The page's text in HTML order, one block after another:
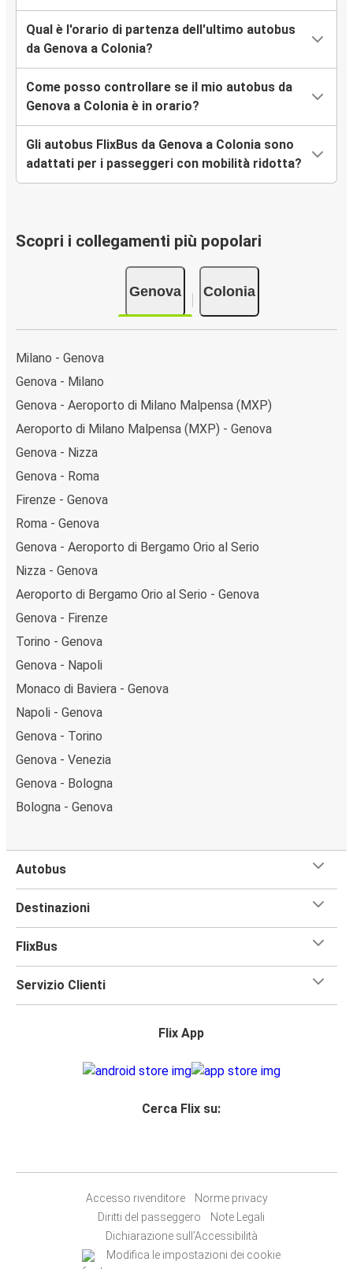
Qual è l'orario di partenza dell'ultimo autobus
da Genova a Colonia?
Come posso controllare se il mio autobus da
Genova a Colonia è in orario?
Gli autobus FlixBus da Genova a Colonia sono
adattati per i passeggeri con mobilità ridotta?
Scopri i collegamenti più popolari
Genova Colonia
Milano - Genova
Genova - Milano
Genova - Aeroporto di Milano Malpensa (MXP)
Aeroporto di Milano Malpensa (MXP) - Genova
Genova - Nizza
Genova - Roma
Firenze - Genova
Roma - Genova
Genova - Aeroporto di Bergamo Orio al Serio
Nizza - Genova
Aeroporto di Bergamo Orio al Serio - Genova
Genova - Firenze
Torino - Genova
Genova - Napoli
Monaco di Baviera - Genova
Napoli - Genova
Genova - Torino
Genova - Venezia
Genova - Bologna
Bologna - Genova
Autobus
Destinazioni
FlixBus
Servizio Clienti
Flix App
Cerca Flix su:
Accesso rivenditore
Norme privacy
Diritti del passeggero
Note Legali
Dichiarazione sull’Accessibilità
Modifica le impostazioni dei cookie